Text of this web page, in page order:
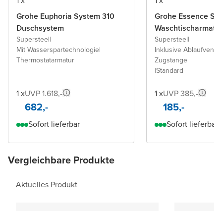
Grohe Euphoria System 310
Duschsystem
Supersteel|
Mit Wasserspartechnologie|
Thermostatarmatur
1 xUVP 1.618,-
682,-
Sofort lieferbar
Grohe Essence S
Supersteel|
Inklusive Ablaufventil
Zugstange
|Standard
1 xUVP 385,-
185,-
Sofort lieferbar
Vergleichbare Produkte
Aktuelles Produkt